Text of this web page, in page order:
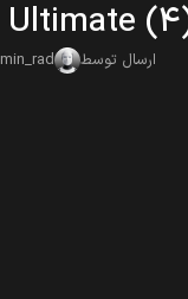
Ultimate
ارسال توسط